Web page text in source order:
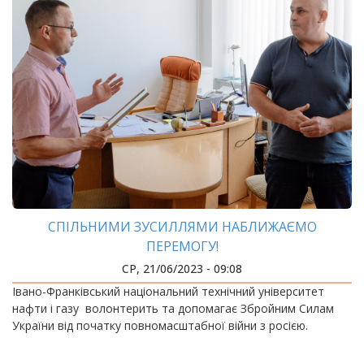
СПІЛЬНИМИ ЗУСИЛЛЯМИ НАБЛИЖАЄМО
ПЕРЕМОГУ!
СР, 21/06/2023 - 09:08
Івано-Франківський національний технічний університет
нафти і газу волонтерить та допомагає Збройним Силам
України від початку повномасштабної війни з росією.